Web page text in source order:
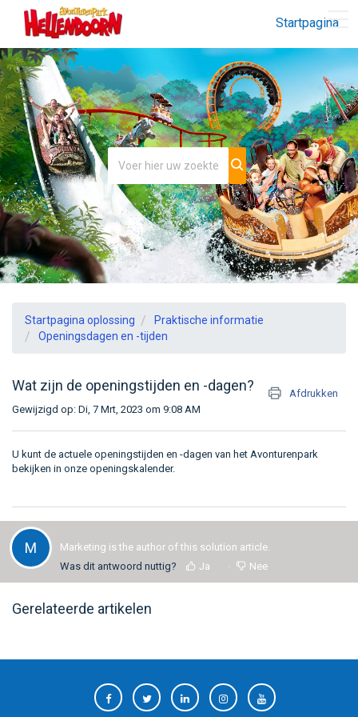
Startpagina
Startpagina oplossing
Praktische informatie
Openingsdagen en -tijden
Wat zijn de openingstijden en -dagen?
Afdrukken
Gewijzigd op: Di, 7 Mrt, 2023 om 9:08 AM
U kunt de actuele openingstijden en -dagen van het Avonturenpark
bekijken in onze openingskalender.
M
Marketing is the author of this solution article.
Was dit antwoord nuttig?
Ja Nee
Gerelateerde artikelen